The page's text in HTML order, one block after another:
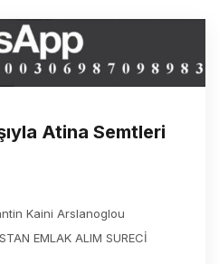
Atina Semtleri
Kaini Arslanoglou
EMLAK ALIM SURECİ